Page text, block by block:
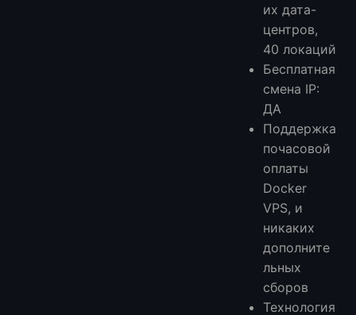
их дата-
центров,
40 локаций
Бесплатная
смена IP:
ДА
Поддержка
почасовой
оплаты
Docker
VPS, и
никаких
дополните
льных
сборов
Технология